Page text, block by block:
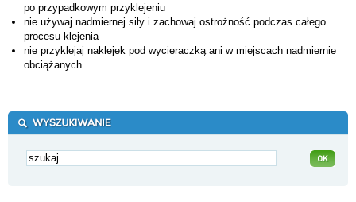
po przypadkowym przyklejeniu
nie używaj nadmiernej siły i zachowaj ostrożność podczas całego
procesu klejenia
nie przyklejaj naklejek pod wycieraczką ani w miejscach nadmiernie
obciążanych